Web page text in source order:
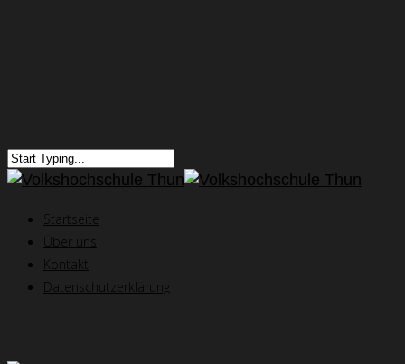
Startseite
Über uns
Kontakt
Datenschutzerklärung